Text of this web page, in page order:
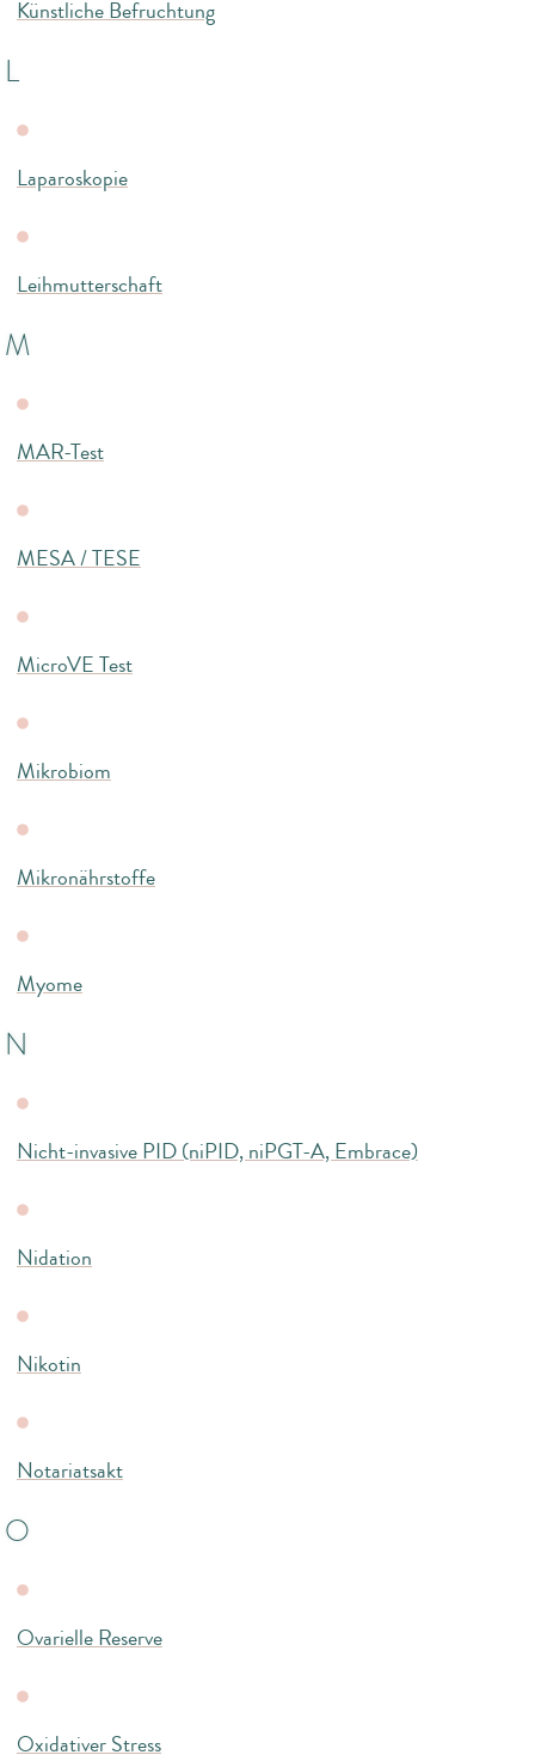
Künstliche Befruchtung
L
Laparoskopie
Leihmutterschaft
M
MAR-Test
MESA / TESE
MicroVE Test
Mikrobiom
Mikronährstoffe
Myome
N
Nicht-invasive PID (niPID, niPGT-A, Embrace)
Nidation
Nikotin
Notariatsakt
O
Ovarielle Reserve
Oxidativer Stress